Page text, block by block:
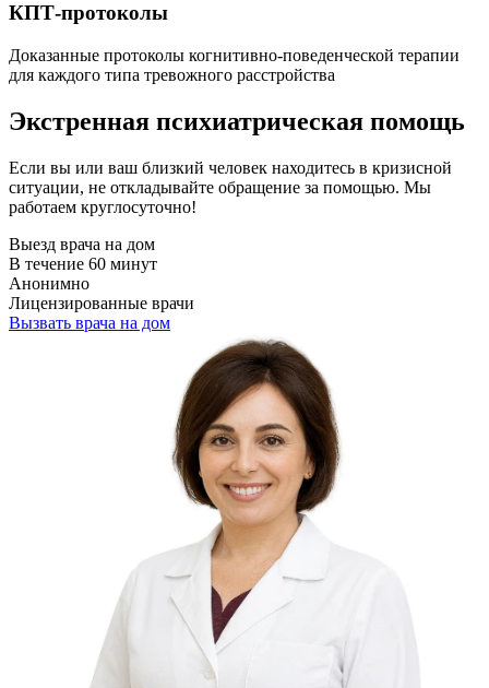
КПТ-протоколы
Доказанные протоколы когнитивно-поведенческой терапии
для каждого типа тревожного расстройства
Экстренная психиатрическая помощь
Если вы или ваш близкий человек находитесь в кризисной
ситуации, не откладывайте обращение за помощью. Мы
работаем круглосуточно!
Выезд врача на дом
В течение 60 минут
Анонимно
Лицензированные врачи
Вызвать врача на дом